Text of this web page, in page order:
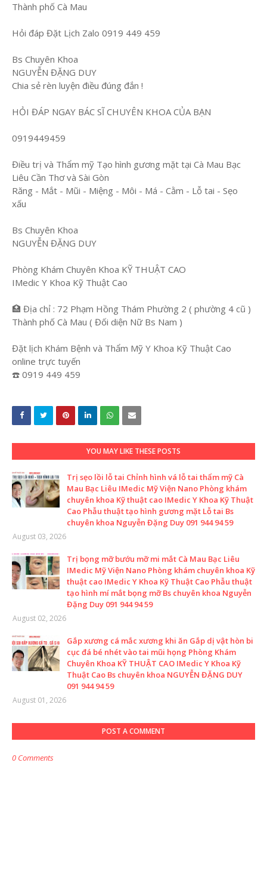
Thành phố Cà Mau
Hỏi đáp Đặt Lịch Zalo 0919 449 459
Bs Chuyên Khoa
NGUYỄN ĐẶNG DUY
Chia sẻ rèn luyện điều đúng đắn !
HỎI ĐÁP NGAY BÁC SĨ CHUYÊN KHOA CỦA BẠN
0919449459
Điều trị và Thẩm mỹ Tạo hình gương mặt tại Cà Mau Bạc
Liêu Cần Thơ và Sài Gòn
Răng - Mắt - Mũi - Miệng - Môi - Má - Cằm - Lỗ tai - Sẹo
xấu
Bs Chuyên Khoa
NGUYỄN ĐẶNG DUY
Phòng Khám Chuyên Khoa KỸ THUẬT CAO
IMedic Y Khoa Kỹ Thuật Cao
🏥 Địa chỉ : 72 Phạm Hồng Thám Phường 2 ( phường 4 cũ )
Thành phố Cà Mau ( Đối diện Nữ Bs Nam )
Đặt lịch Khám Bệnh và Thẩm Mỹ Y Khoa Kỹ Thuật Cao
online trực tuyến
☎️ 0919 449 459
YOU MAY LIKE THESE POSTS
Trị sẹo lồi lỗ tai Chỉnh hình vá lỗ tai thẩm mỹ Cà
Mau Bạc Liêu IMedic Mỹ Viện Nano Phòng khám
chuyên khoa Kỹ thuật cao IMedic Y Khoa Kỹ Thuật
Cao Phẫu thuật tạo hình gương mặt Lỗ tai Bs
chuyên khoa Nguyễn Đặng Duy 091 944 94 59
August 03, 2026
Trị bọng mỡ bướu mỡ mi mắt Cà Mau Bạc Liêu
IMedic Mỹ Viện Nano Phòng khám chuyên khoa Kỹ
thuật cao IMedic Y Khoa Kỹ Thuật Cao Phẫu thuật
tạo hình mí mắt bọng mỡ Bs chuyên khoa Nguyễn
Đặng Duy 091 944 94 59
August 02, 2026
Gắp xương cá mắc xương khi ăn Gắp dị vật hòn bi
cục đá bé nhét vào tai mũi họng Phòng Khám
Chuyên Khoa KỸ THUẬT CAO IMedic Y Khoa Kỹ
Thuật Cao Bs chuyên khoa NGUYỄN ĐẶNG DUY
091 944 94 59
August 01, 2026
POST A COMMENT
0 Comments